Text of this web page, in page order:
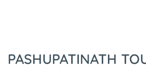
PASHUPATINATH